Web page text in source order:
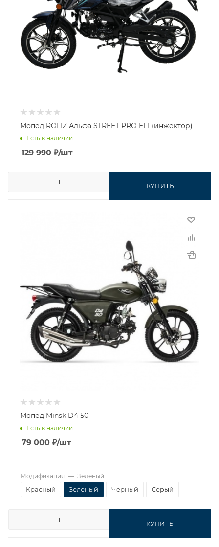
Мопед ROLIZ Альфа STREET PRO EFI (инжектор)
Есть в наличии
129 990 ₽/шт
КУПИТЬ
Мопед Minsk D4 50
Есть в наличии
79 000 ₽/шт
КУПИТЬ
Модификация — Зеленый
Красный Зеленый Черный Серый